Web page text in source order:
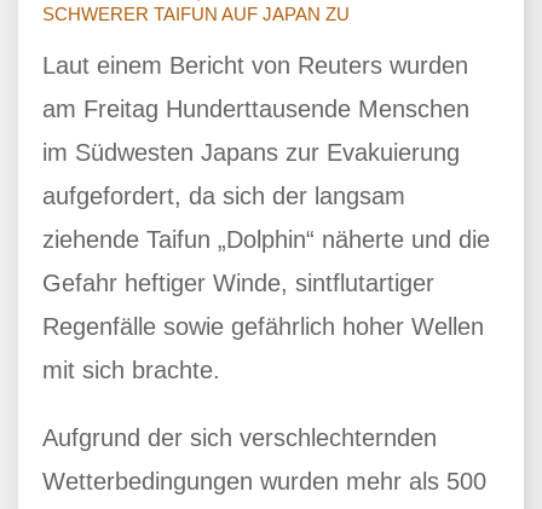
SCHWERER TAIFUN AUF JAPAN ZU
Laut einem Bericht von Reuters wurden
am Freitag Hunderttausende Menschen
im Südwesten Japans zur Evakuierung
aufgefordert, da sich der langsam
ziehende Taifun „Dolphin“ näherte und die
Gefahr heftiger Winde, sintflutartiger
Regenfälle sowie gefährlich hoher Wellen
mit sich brachte.
Aufgrund der sich verschlechternden
Wetterbedingungen wurden mehr als 500